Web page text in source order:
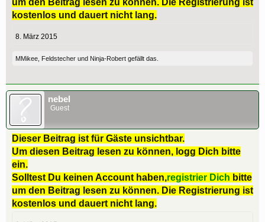
um den Beitrag lesen zu können. Die Registrierung ist
kostenlos und dauert nicht lang.
8. März 2015
MMikee Feldstecher und Ninja-Robert gefällt das.
nebel
Guest
Dieser Beitrag ist für Gäste unsichtbar.
Um diesen Beitrag lesen zu können, logg Dich bitte
ein.
Solltest Du keinen Account haben,registrier Dich bitte
um den Beitrag lesen zu können. Die Registrierung ist
kostenlos und dauert nicht lang.